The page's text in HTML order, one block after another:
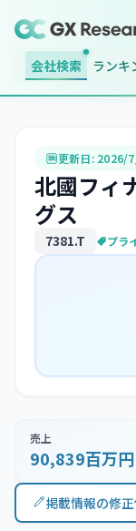
会社検索 ランキ
更新日: 2026/
北國フィ
グス
7381.T プラ
売上
90,839百万円
掲載情報の修